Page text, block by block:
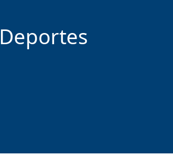
Deportes